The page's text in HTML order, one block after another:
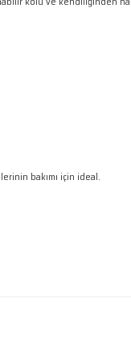
bakımı için ideal.